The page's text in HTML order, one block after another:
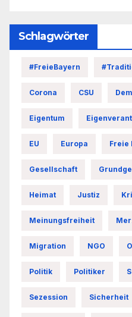
Schlagwörter
#FreieBayern
Corona CSU
Eigentum
EU Europa Freie
Gesellschaft
Heimat Justiz
Meinungsfreiheit
Migration NGO
Politik Politiker
Sezession Sicherheit